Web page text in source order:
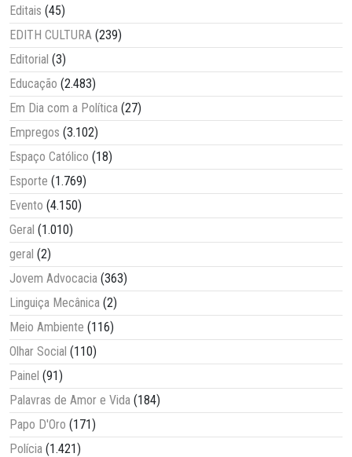
Editais (45)
EDITH CULTURA (239)
Editorial (3)
Educação (2.483)
Em Dia com a Política (27)
Empregos (3.102)
Espaço Católico (18)
Esporte (1.769)
Evento (4.150)
Geral (1.010)
geral (2)
Jovem Advocacia (363)
Linguiça Mecânica (2)
Meio Ambiente (116)
Olhar Social (110)
Painel (91)
Palavras de Amor e Vida (184)
Papo D'Oro (171)
Polícia (1.421)